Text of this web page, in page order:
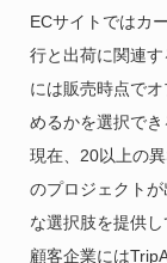
ECサイトではカ
行と出荷に関連
には販売時点で
めるかを選択でき
現在、20以上の
のプロジェクト
な選択肢を提供し
顧客企業には